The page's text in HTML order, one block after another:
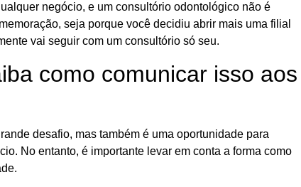
negócio, e um consultório odontológico não é
seja porque você decidiu abrir mais uma filial
vai seguir com um consultório só seu.
como comunicar isso aos
desafio, mas também é uma oportunidade para
No entanto, é importante levar em conta a forma como